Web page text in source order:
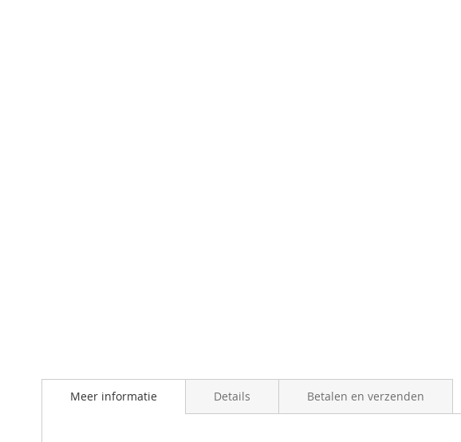
Meer informatie Details Betalen en verzenden